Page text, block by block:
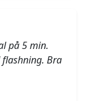
på 5 min.
flashning. Bra